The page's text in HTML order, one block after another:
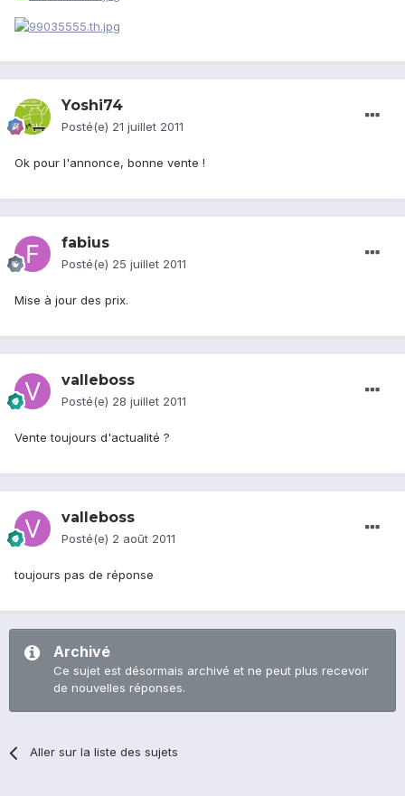
Yoshi74
Posté(e) 21 juillet 2011
Ok pour l'annonce, bonne vente !
fabius
Posté(e) 25 juillet 2011
Mise à jour des prix.
valleboss
Posté(e) 28 juillet 2011
Vente toujours d'actualité ?
valleboss
Posté(e) 2 août 2011
toujours pas de réponse
Archivé
Ce sujet est désormais archivé et ne peut plus recevoir
de nouvelles réponses.
Aller sur la liste des sujets